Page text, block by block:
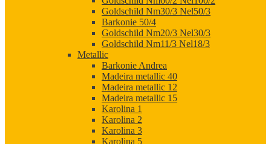
Goldschild Nm30/3 Nel50/3
Barkonie 50/4
Goldschild Nm20/3 Nel30/3
Goldschild Nm11/3 Nel18/3
Metallic
Barkonie Andrea
Madeira metallic 40
Madeira metallic 12
Madeira metallic 15
Karolina 1
Karolina 2
Karolina 3
Karolina 5